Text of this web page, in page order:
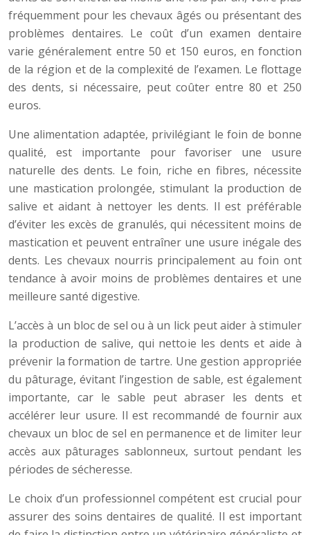
fréquemment pour les chevaux âgés ou présentant des
problèmes dentaires. Le coût d’un examen dentaire
varie généralement entre 50 et 150 euros, en fonction
de la région et de la complexité de l’examen. Le flottage
des dents, si nécessaire, peut coûter entre 80 et 250
euros.
Une alimentation adaptée, privilégiant le foin de bonne
qualité, est importante pour favoriser une usure
naturelle des dents. Le foin, riche en fibres, nécessite
une mastication prolongée, stimulant la production de
salive et aidant à nettoyer les dents. Il est préférable
d’éviter les excès de granulés, qui nécessitent moins de
mastication et peuvent entraîner une usure inégale des
dents. Les chevaux nourris principalement au foin ont
tendance à avoir moins de problèmes dentaires et une
meilleure santé digestive.
L’accès à un bloc de sel ou à un lick peut aider à stimuler
la production de salive, qui nettoie les dents et aide à
prévenir la formation de tartre. Une gestion appropriée
du pâturage, évitant l’ingestion de sable, est également
importante, car le sable peut abraser les dents et
accélérer leur usure. Il est recommandé de fournir aux
chevaux un bloc de sel en permanence et de limiter leur
accès aux pâturages sablonneux, surtout pendant les
périodes de sécheresse.
Le choix d’un professionnel compétent est crucial pour
assurer des soins dentaires de qualité. Il est important